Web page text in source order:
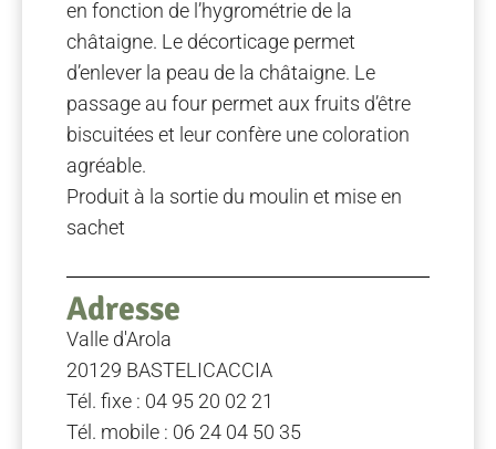
en fonction de l’hygrométrie de la
châtaigne. Le décorticage permet
d’enlever la peau de la châtaigne. Le
passage au four permet aux fruits d’être
biscuitées et leur confère une coloration
agréable.
Produit à la sortie du moulin et mise en
sachet
Adresse
Valle d'Arola
20129 BASTELICACCIA
Tél. fixe : 04 95 20 02 21
Tél. mobile : 06 24 04 50 35